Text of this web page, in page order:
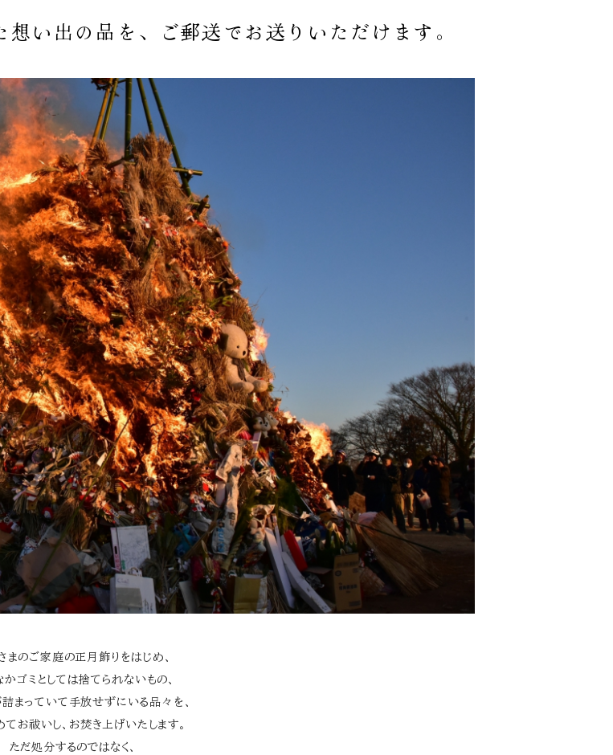
い出の品を、ご郵送でお送りいただけます。
まのご家庭の正月飾りをはじめ、
かゴミとしては捨てられないもの、
まっていて手放せずにいる品々を、
お祓いし、お焚き上げいたします。
ただ処分するのではなく、